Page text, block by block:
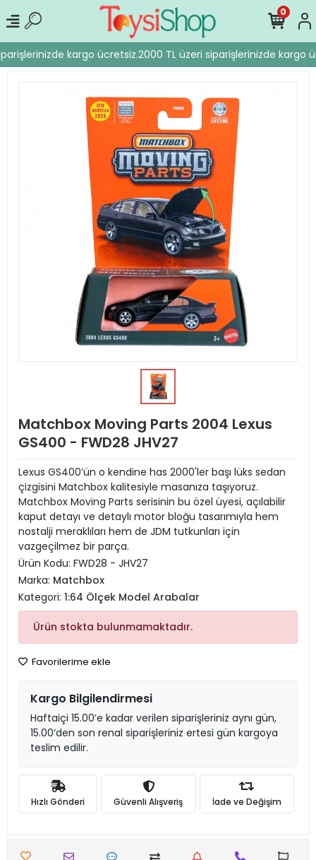
kargo ücretsiz.2000 TL üzeri siparişlerinizde kargo
0
Matchbox Moving Parts 2004 Lexus
GS400 - FWD28 JHV27
Lexus GS400’ün o kendine has 2000'ler başı lüks sedan
çizgisini Matchbox kalitesiyle masanıza taşıyoruz.
Matchbox Moving Parts serisinin bu özel üyesi, açılabilir
kaput detayı ve detaylı motor bloğu tasarımıyla hem
nostalji meraklıları hem de JDM tutkunları için
vazgeçilmez bir parça.
Ürün Kodu: FWD28 - JHV27
Marka: Matchbox
Kategori: 1:64 Ölçek Model Arabalar
Ürün stokta bulunmamaktadır.
Favorilerime ekle
Kargo Bilgilendirmesi
Haftaiçi 15.00’e kadar verilen siparişleriniz aynı gün,
15.00’den son renal siparişleriniz ertesi gün kargoya
teslim edilir.
Hızlı Gönderi Güvenli Alışveriş İade ve Değişim